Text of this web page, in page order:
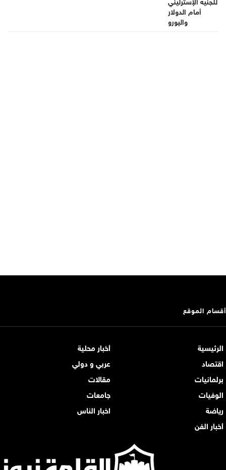
أقسام الموقع
الرئيسية
أخبار محلية
اقتصاد
عربي و دولي
برلمانيات
مقالات
الوفيات
جامعات
رياضة
اخبار الناس
أخبار الفن